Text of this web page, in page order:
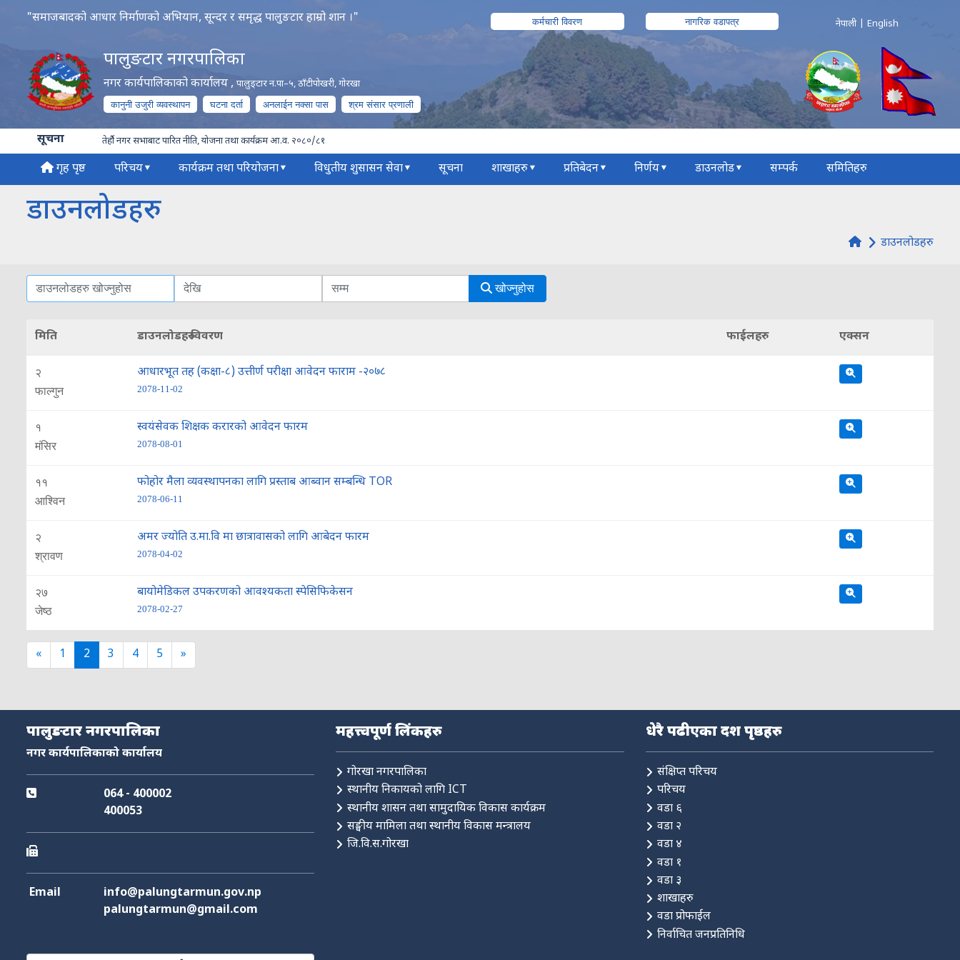
"समाजबादको आधार निर्माणको अभियान, सून्दर र समृद्ध पालुङटार हाम्रो शान ।" कर्मचारी विवरण नागरिक वडापत्र नेपाली English
पालुङटार नगरपालिका
नगर कार्यपालिकाको कार्यालय ,पालुङ्टार न.पा–५, ठाँटीपोखरी, गोरखा
कानुनी उजुरी व्यवस्थापन घटना दर्ता अनलाईन नक्सा पास श्रम संसार प्रणाली
सूचना तेर्हौ नगर सभाबाट पारित नीति, योजना तथा कार्यक्रम आ.व. २०८०/८१
गृह पृष्ठ परिचय कार्यक्रम तथा परियोजना विधुतीय शुसासन सेवा सूचना शाखाहरु प्रतिबेदन निर्णय डाउनलोड सम्पर्क समितिहरु
डाउनलोडहरु
डाउनलोडहरु
खोज्नुहोस
मिति डाउनलोडहरु विवरण फाईलहरु एक्सन
२
फाल्गुन
आधारभूत तह (कक्षा-८) उत्तीर्ण परीक्षा आवेदन फाराम -२०७८
2078-11-02
१
मंसिर
स्वयंसेवक शिक्षक करारको आवेदन फारम
2078-08-01
११
आश्विन
फोहोर मैला व्यवस्थापनका लागि प्रस्ताब आब्वान सम्बन्धि TOR
2078-06-11
२
श्रावण
अमर ज्योति उ.मा.वि मा छात्रावासको लागि आबेदन फारम
2078-04-02
२७
जेष्ठ
बायोमेडिकल उपकरणको आवश्यकता स्पेसिफिकेसन
2078-02-27
« 1 2 3 4 5 »
पालुङटार नगरपालिका
नगर कार्यपालिकाको कार्यालय
064 - 400002
400053
Email
info@palungtarmun.gov.np
palungtarmun@gmail.com
महत्त्वपूर्ण लिंकहरु
गोरखा नगरपालिका
स्थानीय निकायको लागि ICT
स्थानीय शासन तथा सामुदायिक विकास कार्यक्रम
सङ्घीय मामिला तथा स्थानीय विकास मन्त्रालय
जि.वि.स.गोरखा
धेरै पढीएका दश पृष्ठहरु
संक्षिप्त परिचय
परिचय
वडा ६
वडा २
वडा ४
वडा १
वडा ३
शाखाहरु
वडा प्रोफाईल
निर्वाचित जनप्रतिनिधि